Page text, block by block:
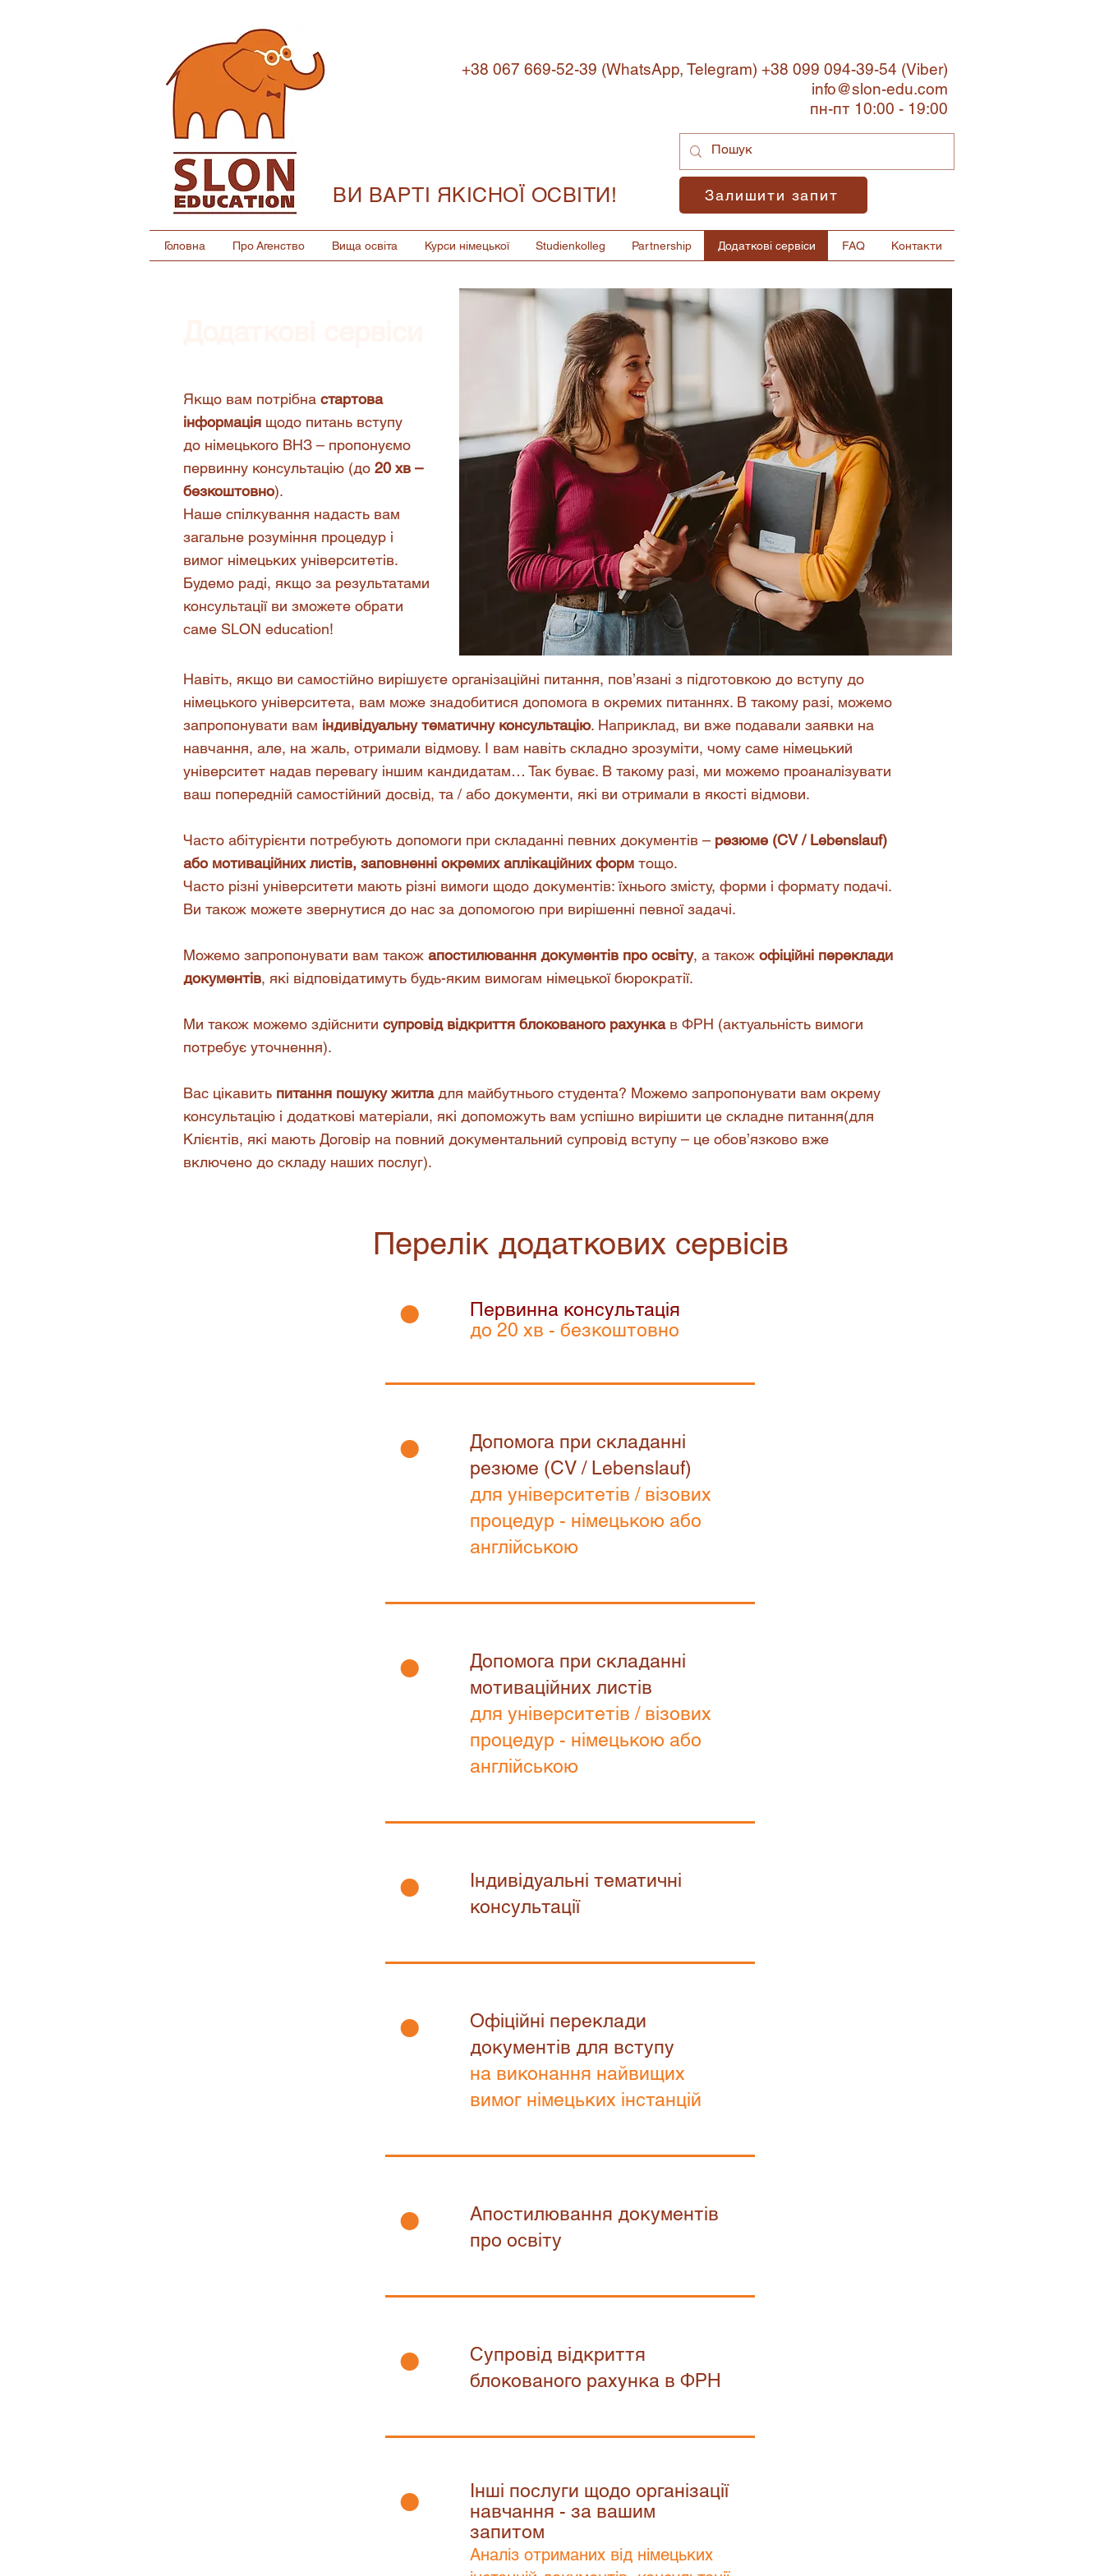
+38 067 669-52-39 (WhatsApp, Telegram) +38 099 094-39-54 (Viber)
info@slon-edu.com
пн-пт 10:00 - 19:00
ВИ ВАРТІ ЯКІСНОЇ ОСВІТИ! Залишити запит
Головна Про Агенство Вища освіта Курси німецької Studienkolleg Partnership Додаткові сервіси FAQ Контакти
Якщо вам потрібна стартова
інформація щодо питань вступу
до німецького ВНЗ – пропонуємо
первинну консультацію (до 20 хв –
безкоштовно).
Наше спілкування надасть вам
загальне розуміння процедур і
вимог німецьких університетів.
Будемо раді, якщо за результатами
консультації ви зможете обрати
саме SLON education!
Навіть, якщо ви самостійно вирішуєте організаційні питання, пов’язані з підготовкою до вступу до
німецького університета, вам може знадобитися допомога в окремих питаннях. В такому разі, можемо
запропонувати вам індивідуальну тематичну консультацію. Наприклад, ви вже подавали заявки на
навчання, але, на жаль, отримали відмову. І вам навіть складно зрозуміти, чому саме німецький
університет надав перевагу іншим кандидатам… Так буває. В такому разі, ми можемо проаналізувати
ваш попередній самостійний досвід, та / або документи, які ви отримали в якості відмови.
Часто абітурієнти потребують допомоги при складанні певних документів – резюме (CV / Lebenslauf)
або мотиваційних листів, заповненні окремих аплікаційних форм тощо.
Часто різні університети мають різні вимоги щодо документів: їхнього змісту, форми і формату подачі.
Ви також можете звернутися до нас за допомогою при вирішенні певної задачі.
Можемо запропонувати вам також апостилювання документів про освіту, а також офіційні переклади
документів, які відповідатимуть будь-яким вимогам німецької бюрократії.
Ми також можемо здійснити супровід відкриття блокованого рахункав ФРН (актуальність вимоги
потребує уточнення).
Вас цікавить питання пошуку житладля майбутнього студента? Можемо запропонувати вам окрему
консультацію і додаткові матеріали, які допоможуть вам успішно вирішити це складне питання(для
Клієнтів, які мають Договір на повний документальний супровід вступу – це обов’язково вже
включено до складу наших послуг).
Перелік додаткових сервісів
•
Первинна консультація
до 20 хв - безкоштовно
•
Допомога при складанні
резюме (CV / Lebenslauf)
​для університетів / візових
процедур - німецькою або
англійською
•
Допомога при складанні
мотиваційних листів
для університетів / візових
процедур - німецькою або
англійською
•
Індивідуальні тематичні
консультації
•
Офіційні переклади
документів для вступу
на виконання найвищих
вимог німецьких інстанцій
•
Апостилювання документів
про освіту
•
Супровід відкриття
блокованого рахунка в ФРН
•
Інші послуги щодо організації
навчання - за вашим
запитом
Aналіз отриманих від німецьких